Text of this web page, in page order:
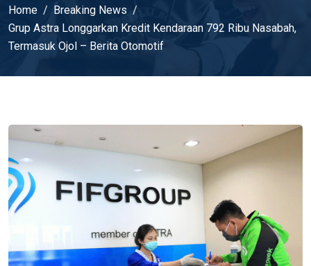
Home
Breaking News
Grup Astra Longgarkan Kredit Kendaraan 792 Ribu Nasabah,
Termasuk Ojol – Berita Otomotif